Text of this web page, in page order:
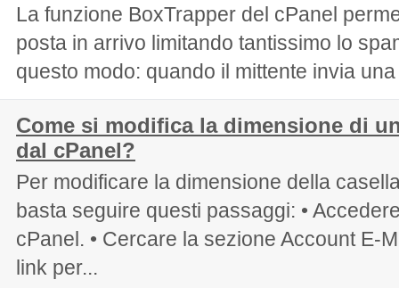
La funzione BoxTrapper del cPanel
posta in arrivo limitando tantissimo lo
questo modo: quando il mittente invia
Come si modifica la dimensione di
dal cPanel?
Per modificare la dimensione della
basta seguire questi passaggi: •
cPanel. • Cercare la sezione Account E-
link per...